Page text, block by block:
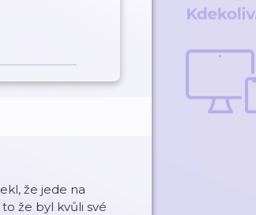
že jede na
že byl kvůli své